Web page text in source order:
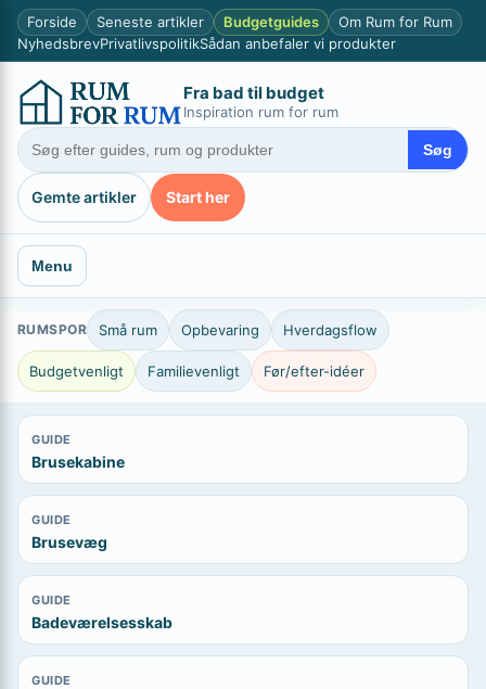
Spring
indhold
Forside Seneste artikler Budgetguides
Om Rum for Rum
NyhedsbrevPrivatlivspolitikSådan anbefaler vi produkter
Fra bad til budget
Inspiration rum for rum
Søg
Gemte artikler Start her
Menu
RUMSPOR Små rum Opbevaring Hverdagsflow
Budgetvenligt Familievenligt Før/efter-idéer
GUIDE
Brusekabine
GUIDE
Brusevæg
GUIDE
Badeværelsesskab
GUIDE